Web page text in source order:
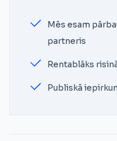
Mēs esam
partneris
Rentablāks
Publiskā